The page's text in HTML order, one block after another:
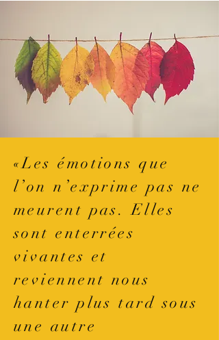
«Les émotions que
l’on n’exprime pas ne
meurent pas. Elles
sont enterrées
vivantes et
reviennent nous
hanter plus tard sous
une autre